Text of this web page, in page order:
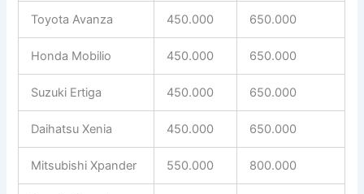
Toyota Avanza 450.000 650.000
Honda Mobilio 450.000 650.000
Suzuki Ertiga 450.000 650.000
Daihatsu Xenia 450.000 650.000
Mitsubishi Xpander 550.000 800.000